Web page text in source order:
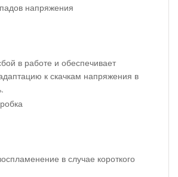
напряжения
в работе и обеспечивает
к скачкам напряжения в
в случае короткого